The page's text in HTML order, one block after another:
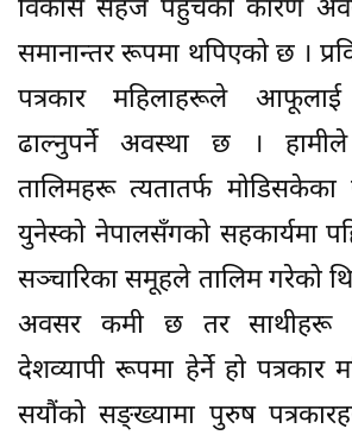
विकास सहज पहुँचको कारण
समानान्तर रूपमा थपिएको छ ।
पत्रकार महिलाहरूले आफूलाई
ढाल्नुपर्ने अवस्था छ । हामीले
तालिमहरू त्यतातर्फ
युनेस्को नेपालसँगको सहकार्यमा
सञ्चारिका समूहले तालिम गरेको
अवसर कमी छ तर साथीहरू
देशव्यापी रूपमा हेर्ने हो पत्रकार
सयौंको सङ्ख्यामा पुरुष